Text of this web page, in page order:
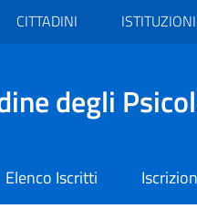
CITTADINI ISTITUZIONI
degli
Elenco Iscritti